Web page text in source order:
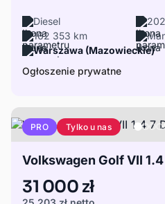
Diesel
162 353 km
Warszawa (Mazowieckie)
Ogłoszenie prywatne
PRO Tylko u nas
Volkswagen Golf VII
31 000 zł